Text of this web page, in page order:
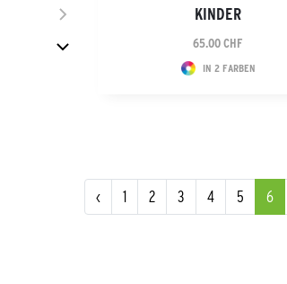
KINDER
65.00 CHF
IN 2 FARBEN
‹ 1 2 3 4 5 6